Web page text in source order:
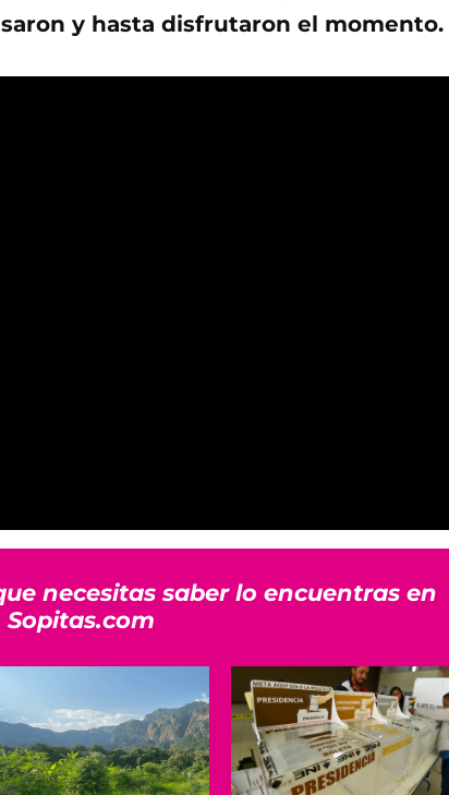
y hasta disfrutaron el momento.
necesitas saber lo encuentras en
Sopitas.com